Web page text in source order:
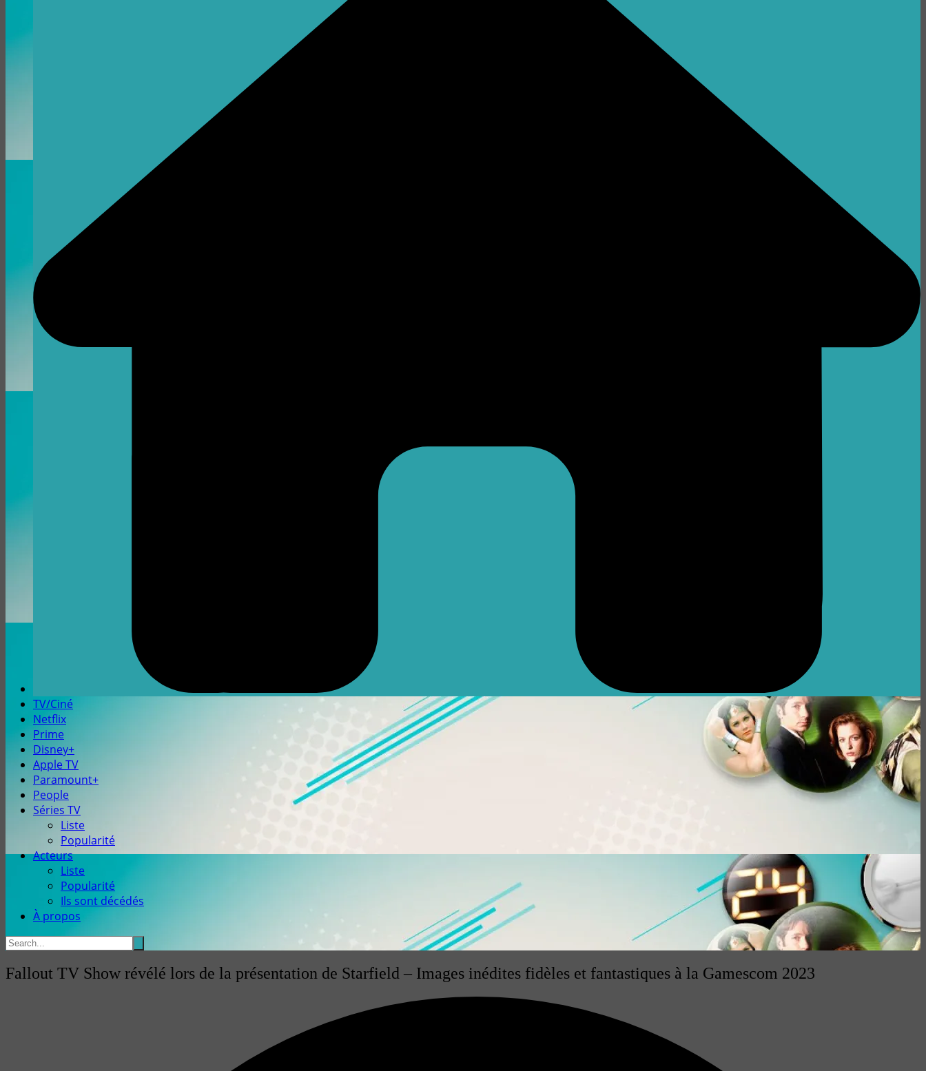
TV/Ciné
Netflix
Prime
Disney+
Apple TV
Paramount+
People
Séries TV
Liste
Popularité
Acteurs
Liste
Popularité
Ils sont décédés
À propos
Fallout TV Show révélé lors de la présentation de Starfield – Images inédites fidèles et fantastiques à la Gamescom 2023